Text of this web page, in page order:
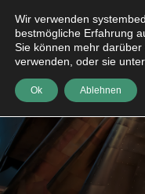
Wir verwenden
bestmögliche Erfahrung
Sie können mehr
verwenden, oder sie unter
Ok Ablehnen